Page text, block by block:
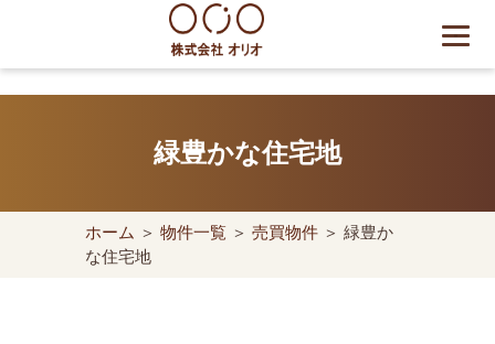
content
世田谷区の相続・空き家・借
却・買取は株式会社Orio
緑豊かな住宅地
ホーム ＞ 物件一覧 ＞ 売買物件 ＞ 緑豊か
な住宅地